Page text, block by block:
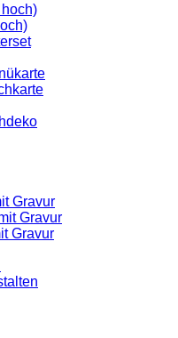
Gravur
Gravur
Gravur